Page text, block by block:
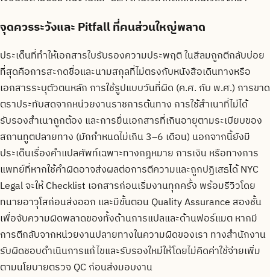
จุดควรระวังและ Pitfall ที่คนส่วนใหญ่พลาด
ประเด็นที่ทำให้เอกสารใบรับรองความประพฤติ ในสีลมถูกตีกลับบ่อย
ที่สุดคือการสะกดชื่อและนามสกุลที่ไม่ตรงกับหนังสือเดินทางหรือ
เอกสารระบุตัวตนหลัก การใช้รูปแบบวันที่ผิด (ค.ศ. กับ พ.ศ.) การขาด
ตราประทับสดจากหน่วยงานราชการต้นทาง การใช้สำเนาที่ไม่ได้
รับรองสำเนาถูกต้อง และการยื่นเอกสารที่เกินอายุตามระเบียบของ
สถานทูตปลายทาง (มักกำหนดไม่เกิน 3–6 เดือน) นอกจากนี้ยังมี
ประเด็นเรื่องคำแปลศัพท์เฉพาะทางกฎหมาย การเงิน หรือทางการ
แพทย์ที่หากใช้คำผิดอาจส่งผลต่อการตีความและถูกปฏิเสธได้ NYC
Legal จะให้ Checklist เอกสารก่อนเริ่มงานทุกครั้ง พร้อมรีวิวโดย
ทนายอาวุโสก่อนส่งออก และมีขั้นตอน Quality Assurance สองชั้น
เพื่อจับความผิดพลาดของทั้งด้านการแปลและด้านฟอร์แมต หากมี
การตีกลับจากหน่วยงานปลายทางในความผิดของเรา ทางสำนักงาน
รับผิดชอบดำเนินการแก้ไขและรับรองใหม่ให้โดยไม่คิดค่าใช้จ่ายเพิ่ม
ตามนโยบายตรวจ QC ก่อนส่งมอบงาน